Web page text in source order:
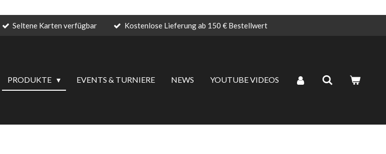
Seltene Karten verfügbar Kostenlose Lieferung ab 150 € Bestellwert
PRODUKTE EVENTS & TURNIERE NEWS YOUTUBE VIDEOS